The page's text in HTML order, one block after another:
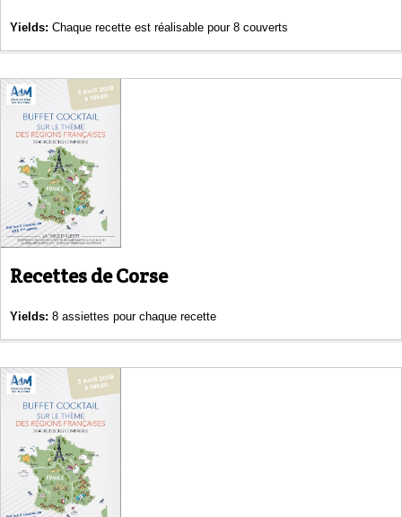
Yields: Chaque recette est réalisable pour 8 couverts
Recettes de Corse
Yields: 8 assiettes pour chaque recette